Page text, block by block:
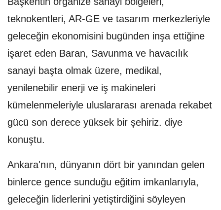
teknokentleri, AR-GE ve tasarım merkezleriyle
geleceğin ekonomisini bugünden inşa ettiğine
işaret eden Baran, Savunma ve havacılık
sanayi başta olmak üzere, medikal,
yenilenebilir enerji ve iş makineleri
kümelenmeleriyle uluslararası arenada rekabet
gücü son derece yüksek bir şehiriz. diye
konuştu.
Ankara'nın, dünyanın dört bir yanından gelen
binlerce gence sunduğu eğitim imkanlarıyla,
geleceğin liderlerini yetiştirdiğini söyleyen